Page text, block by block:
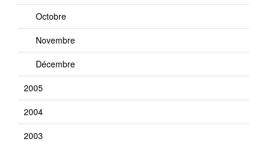
Octobre
Novembre
Décembre
2005
2004
2003